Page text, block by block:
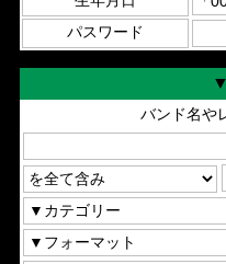
パスワード
バンド名や